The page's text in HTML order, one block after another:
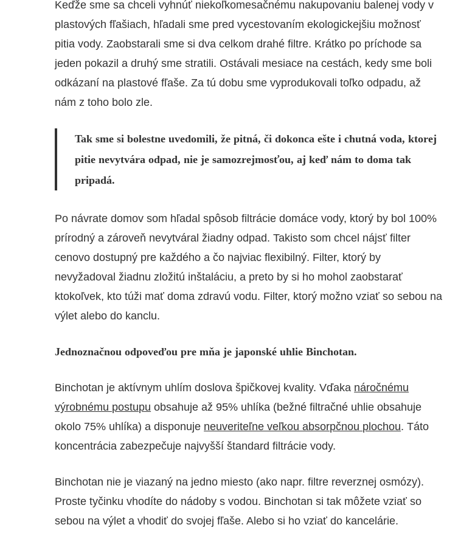
Keďže sme sa chceli vyhnúť niekoľkomesačnému nakupovaniu balenej vody v
plastových fľašiach, hľadali sme pred vycestovaním ekologickejšiu možnosť
pitia vody. Zaobstarali sme si dva celkom drahé filtre. Krátko po príchode sa
jeden pokazil a druhý sme stratili. Ostávali mesiace na cestách, kedy sme boli
odkázaní na plastové fľaše. Za tú dobu sme vyprodukovali toľko odpadu, až
nám z toho bolo zle.
Tak sme si bolestne uvedomili, že pitná, či dokonca ešte i chutná voda, ktorej
pitie nevytvára odpad, nie je samozrejmosťou, aj keď nám to doma tak
pripadá.
Po návrate domov som hľadal spôsob filtrácie domáce vody, ktorý by bol 100%
prírodný a zároveň nevytváral žiadny odpad. Takisto som chcel nájsť filter
cenovo dostupný pre každého a čo najviac flexibilný. Filter, ktorý by
nevyžadoval žiadnu zložitú inštaláciu, a preto by si ho mohol zaobstarať
ktokoľvek, kto túži mať doma zdravú vodu. Filter, ktorý možno vziať so sebou na
výlet alebo do kanclu.
Jednoznačnou odpoveďou pre mňa je japonské uhlie Binchotan.
Binchotan je aktívnym uhlím doslova špičkovej kvality. Vďaka náročnému
výrobnému postupu obsahuje až 95% uhlíka (bežné filtračné uhlie obsahuje
okolo 75% uhlíka) a disponuje neuveriteľne veľkou absorpčnou plochou. Táto
koncentrácia zabezpečuje najvyšší štandard filtrácie vody.
Binchotan nie je viazaný na jedno miesto (ako napr. filtre reverznej osmózy).
Proste tyčinku vhodíte do nádoby s vodou. Binchotan si tak môžete vziať so
sebou na výlet a vhodiť do svojej fľaše. Alebo si ho vziať do kancelárie.